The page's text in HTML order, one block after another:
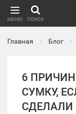
МЕНЮ ПОИСК
Главная Блог
6
СУМКУ,
СДЕЛАЛИ